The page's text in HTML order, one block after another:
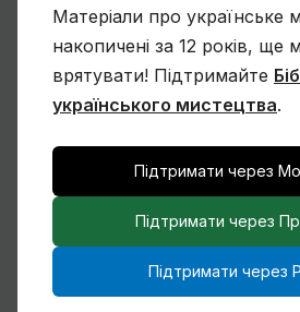
Василь Овчинников.
Ще один учень
«Енеїда»
Матеріали про українське
накопичені за 12 років, ще
врятувати! Підтримайте
українського мистецтва.
Підтримати через
Підтримати через
Підтримати через